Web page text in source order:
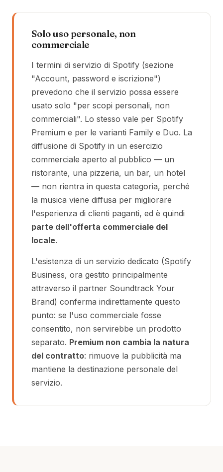
Solo uso personale, non
commerciale
I termini di servizio di Spotify (sezione
"Account, password e iscrizione")
prevedono che il servizio possa essere
usato solo "per scopi personali, non
commerciali". Lo stesso vale per Spotify
Premium e per le varianti Family e Duo. La
diffusione di Spotify in un esercizio
commerciale aperto al pubblico — un
ristorante, una pizzeria, un bar, un hotel
— non rientra in questa categoria, perché
la musica viene diffusa per migliorare
l'esperienza di clienti paganti, ed è quindi
parte dell'offerta commerciale del
locale.
L'esistenza di un servizio dedicato (Spotify
Business, ora gestito principalmente
attraverso il partner Soundtrack Your
Brand) conferma indirettamente questo
punto: se l'uso commerciale fosse
consentito, non servirebbe un prodotto
separato. Premium non cambia la natura
del contratto: rimuove la pubblicità ma
mantiene la destinazione personale del
servizio.